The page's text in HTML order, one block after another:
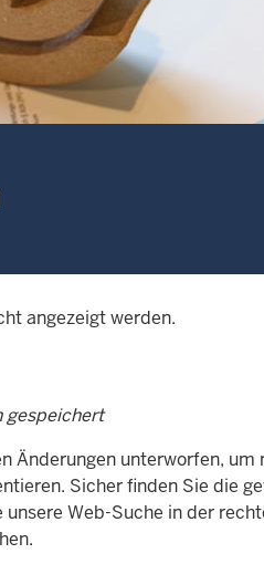
angezeigt werden.
gespeichert
unterworfen, um
Sicher finden Sie die
Web-Suche in der